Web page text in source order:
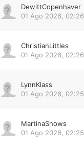
DewittCopenhaver
01 Ago 2026, 02:26
ChristianLittles
01 Ago 2026, 02:26
LynnKlass
01 Ago 2026, 02:25
MartinaShows
01 Ago 2026, 02:25